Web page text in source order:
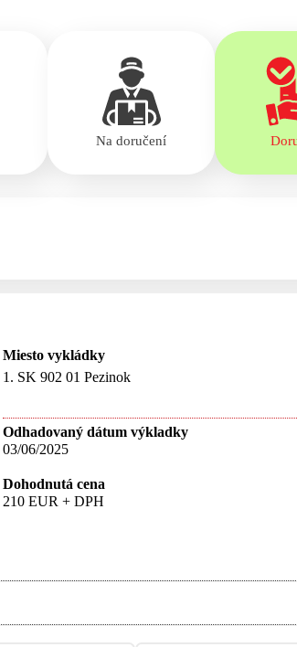
Na doručení
Miesto vykládky
1. SK 902 01 Pezinok
Odhadovaný dátum výkladky
03/06/2025
Dohodnutá cena
210 EUR + DPH